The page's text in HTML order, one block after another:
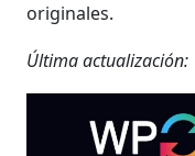
originales.
Última actualización: